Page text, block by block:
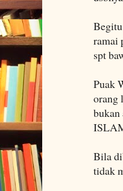
ramai
spt
Puak
orang
Bila
tidak